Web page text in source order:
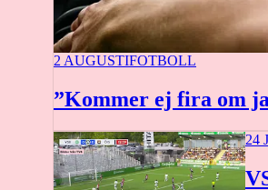
2 AUGUSTIFOTBOLL
”Kommer ej fira om
24